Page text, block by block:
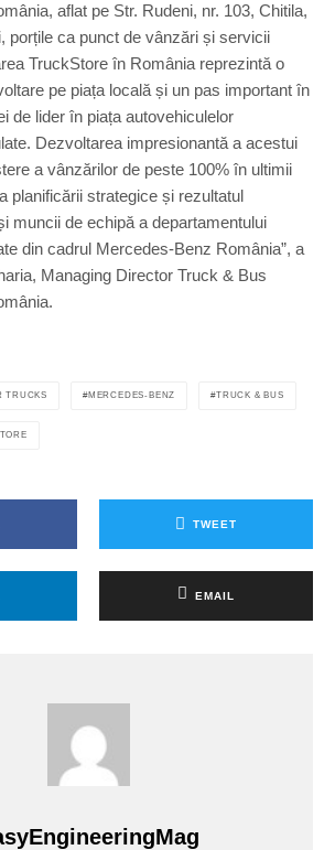
aflat pe Str. Rudeni, nr. 103, Chitila,
porțile ca punct de vânzări și servicii
TruckStore în România reprezintă o
pe piața locală și un pas important în
de lider în piața autovehiculelor
Dezvoltarea impresionantă a acestui
a vânzărilor de peste 100% în ultimii
planificării strategice și rezultatul
muncii de echipă a departamentului
din cadrul Mercedes-Benz România”, a
Managing Director Truck & Bus
TRUCKS MERCEDES-BENZ TRUCK & BUS
TWEET
EMAIL